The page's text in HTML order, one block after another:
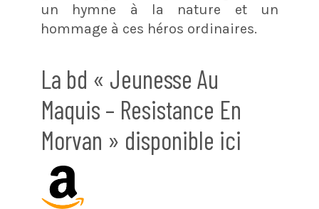
un hymne à la nature et un
hommage à ces héros ordinaires.
La bd « Jeunesse Au
Maquis – Resistance En
Morvan » disponible ici